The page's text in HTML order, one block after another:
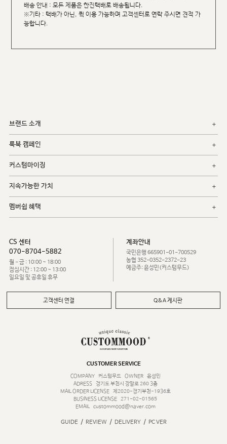
배송 안내 : 모든 제품은 한진택배로 배송됩니다.
※기타 : 택배가 아닌, 퀵 이용 가능하며 고객센터로 연락 주시면 견적 가
능합니다.
브랜드 소개
룩북 캠페인
커스텀마이징
지속가능한 가치
멤버쉽 혜택
CS 센터
070-8704-5882
월 - 금 : 10:00 ~ 18:00
점심시간 : 12:00 ~ 13:00
일요일 및 공휴일 휴무
계좌안내
국민은행 665901-01-700529
농협 352-0352-2372-23
예금주: 윤성민(커스텀무드)
고객센터 연결 Q&A 게시판
CUSTOMER SERVICE
COMPANY
커스텀무드 OWNER
윤성민
ADRESS
경기도 부천시 장말로 260 3층
MAIL ORDER LICENSE
제2020-경기부천-1936호
BUSINESS LICENSE 271-02-01565
EMAIL
custommood@naver.com
GUIDE / REVIEW / DELIVERY / PC VER